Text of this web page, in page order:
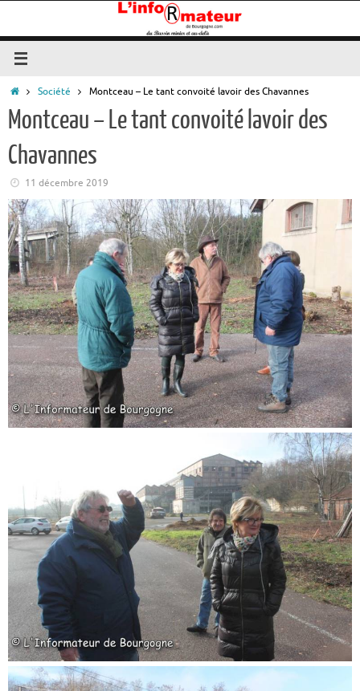
contenu
Accueil
Société Montceau – Le tant convoité lavoir des Chavannes
Montceau – Le tant convoité lavoir des
Chavannes
11 décembre 2019